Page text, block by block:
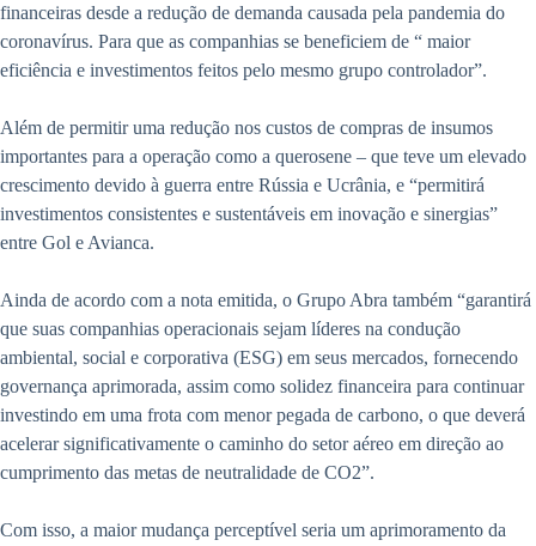
financeiras desde a redução de demanda causada pela pandemia do
coronavírus. Para que as companhias se beneficiem de “ maior
eficiência e investimentos feitos pelo mesmo grupo controlador”.
Além de permitir uma redução nos custos de compras de insumos
importantes para a operação como a querosene – que teve um elevado
crescimento devido à guerra entre Rússia e Ucrânia, e “permitirá
investimentos consistentes e sustentáveis em inovação e sinergias”
entre Gol e Avianca.
Ainda de acordo com a nota emitida, o Grupo Abra também “garantirá
que suas companhias operacionais sejam líderes na condução
ambiental, social e corporativa (ESG) em seus mercados, fornecendo
governança aprimorada, assim como solidez financeira para continuar
investindo em uma frota com menor pegada de carbono, o que deverá
acelerar significativamente o caminho do setor aéreo em direção ao
cumprimento das metas de neutralidade de CO2”.
Com isso, a maior mudança perceptível seria um aprimoramento da